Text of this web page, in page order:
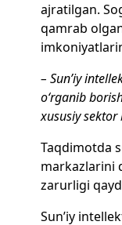
ajratilgan.
qamrab
– Sun’iy
o‘rganib
xususiy sektor
Taqdimotda
markazlarini
zarurligi
Sun’iy